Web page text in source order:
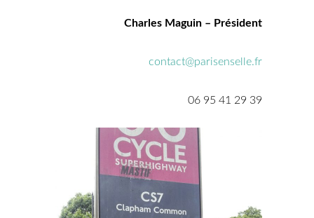
Charles Maguin – Président
contact@parisenselle.fr
06 95 41 29 39